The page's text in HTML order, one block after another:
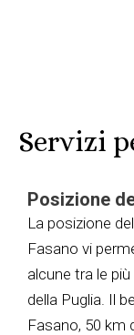
Servizi
Posizione
La posizione
Fasano vi
alcune tra le
della Puglia. Il
Fasano, 50 km